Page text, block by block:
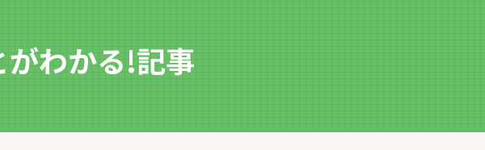
がわかる!記事